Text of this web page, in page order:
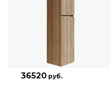
36520 руб.